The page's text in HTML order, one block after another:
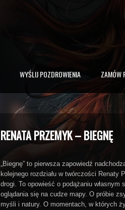
WYŚLIJ POZDROWIENIA ZAMÓW
RENATA PRZEMYK – BIEGNĘ
„Biegnę” to pierwsza zapowiedź
kolejnego rozdziału w twórczości Renaty
drogi. To opowieść o podążaniu własnym
oglądania się na cudze mapy. O próbie
myśli i natury. O momentach, w których